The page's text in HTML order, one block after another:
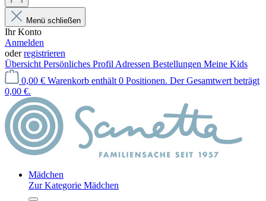
Menü schließen
Ihr Konto
Anmelden
oderregistrieren
Übersicht Persönliches Profil Adressen Bestellungen Meine Kids
0,00 € Warenkorb enthält 0 Positionen. Der Gesamtwert beträgt
0,00 €.
Mädchen
Zur Kategorie Mädchen